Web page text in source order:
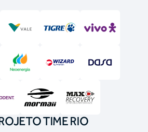
TIME RIO